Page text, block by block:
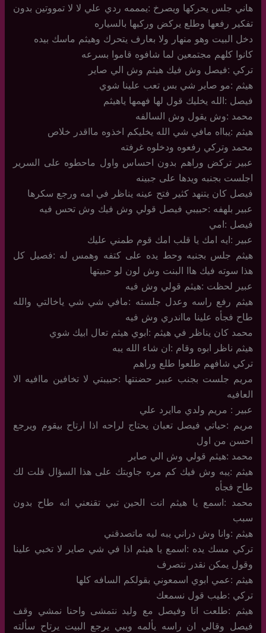
هاني جلس يحركها ويصرخ :يمممه ردي علي لا لا تمووتين بدون
تفكير رفعها وطلع يركض وركبها بالسياره
دخل البيت وهو منهار ولا بعارف يتحرك وهيثم ماسك بيده
كانوا كلهم مجتمعين لما شافوه قاموا بسرعه
تركي :فيصل وش فيك هيثم وش الي صاير
هيثم :مو صاير شي بس تعب علينا شوي
فيصل :الله يخليك قول لها فهمها ياهيثم
محمد :وش يقول وش السالفه
هيثم :يبااه مافي شي الله يخليكم اخذوه مااقدر خلاص
محمد وتركي رفعوه ودخلوه غرفته
عبير تركض وراهم بدون احساس واول ماحطوه على السرير
اجلست بجنبه ويدها على جبينه
فيصل كان يتنهد كثير فتح عينه يناظر في امه ورجع سكرها
عبير بلهفه :حبيبي فيصل قولي وش فيك وش تحس فيه
فيصل :امي
عبير :ايه امك يا قلب امك قوم طمني عليك
هيثم جلس بجنبه وحط يده على كتفه وهمس له :فصيل كل
هذا سوته فيك هاا البنت وش لون لو حبيتها
عبير لحظت :هيثم قولي وش فيه
هيثم رفع راسه وعدل جلسته :مافي شي شي ياخالتي والله
طاح فجأه علينا مااندري وش فيه
محمد كان يناظر في هيثم :ابوي هيثم تعال ابيك شوي
هيثم ناظر ابوه وقام :ان شاء الله يبه
تركي شافهم طلعوا طلع وراهم
مريم جلست بجنب عبير حضنتها :حبيبتي لا تخافين ماافيه الا
العافيه
عبير : مريم ولدي ماايرد علي
مريم :حياتي فيصل تعبان يحتاج لراحه اذا ارتاح بيقوم ويرجع
احسن من اول
محمد :هيثم قولي وش الي صاير
هيثم :يبه وش فيك كم مره جاوبتك على هذا السؤال قلت لك
طاح فجأه
محمد :اسمع يا هيثم انت الحين تبي تقنعني انه طاح بدون
سبب
هيثم :وانا وش دراني يبه ليه ماتصدقني
تركي مسك يده :اسمع يا هيثم اذا في شي صاير لا تخبي علينا
وقول يمكن نقدر نتصرف
هيثم :عمي ابوي اسمعوني بقولكم السافه كلها
تركي :طيب قول نسمعك
هيثم :طلعت انا وفيصل مع وليد نتمشى واحنا نمشي وقف
فيصل وقالي ان راسه يألمه ويبي يرجع البيت يرتاح سألته